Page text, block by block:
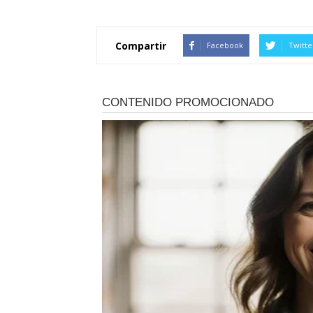
Compartir Facebook